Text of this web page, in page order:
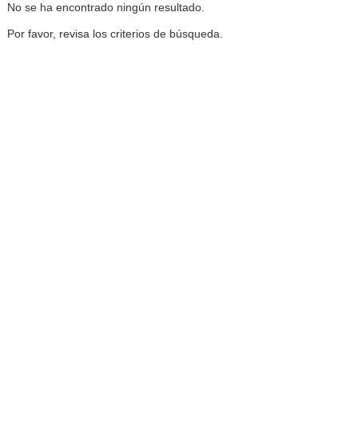
No se ha encontrado ningún resultado.
Por favor, revisa los criterios de búsqueda.